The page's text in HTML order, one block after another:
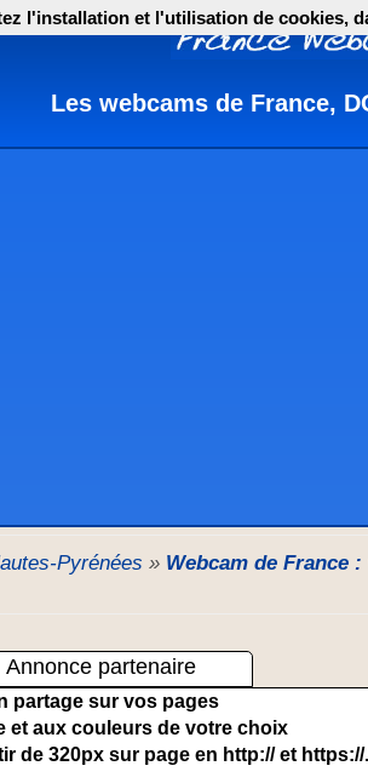
Les webcams de France,
Pyrénées » Webcam de France
Annonce partenaire
partage sur vos pages
et aux couleurs de votre choix
de 320px sur page en http:// et https://.
l'installation et l'utilisation de cookies,